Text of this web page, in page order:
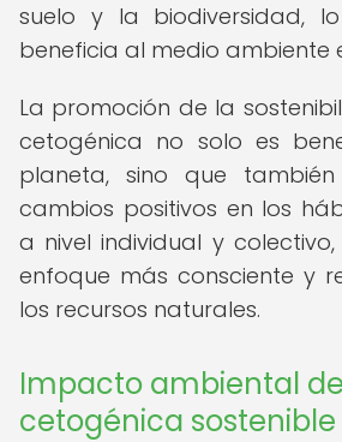
suelo y la biodiversidad,
beneficia al medio ambiente
La promoción de la
cetogénica no solo es
planeta, sino que
cambios positivos en los
a nivel individual y
enfoque más consciente y
los recursos naturales.
Impacto ambiental
cetogénica sostenible